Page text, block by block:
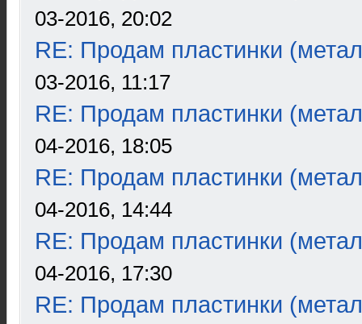
03-2016, 20:02
RE: Продам пластинки
03-2016, 11:17
RE: Продам пластинки
04-2016, 18:05
RE: Продам пластинки
04-2016, 14:44
RE: Продам пластинки
04-2016, 17:30
RE: Продам пластинки